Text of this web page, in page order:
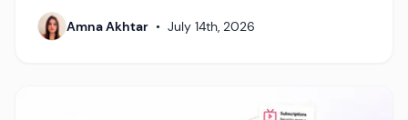
Amna Akhtar • July 14th, 2026